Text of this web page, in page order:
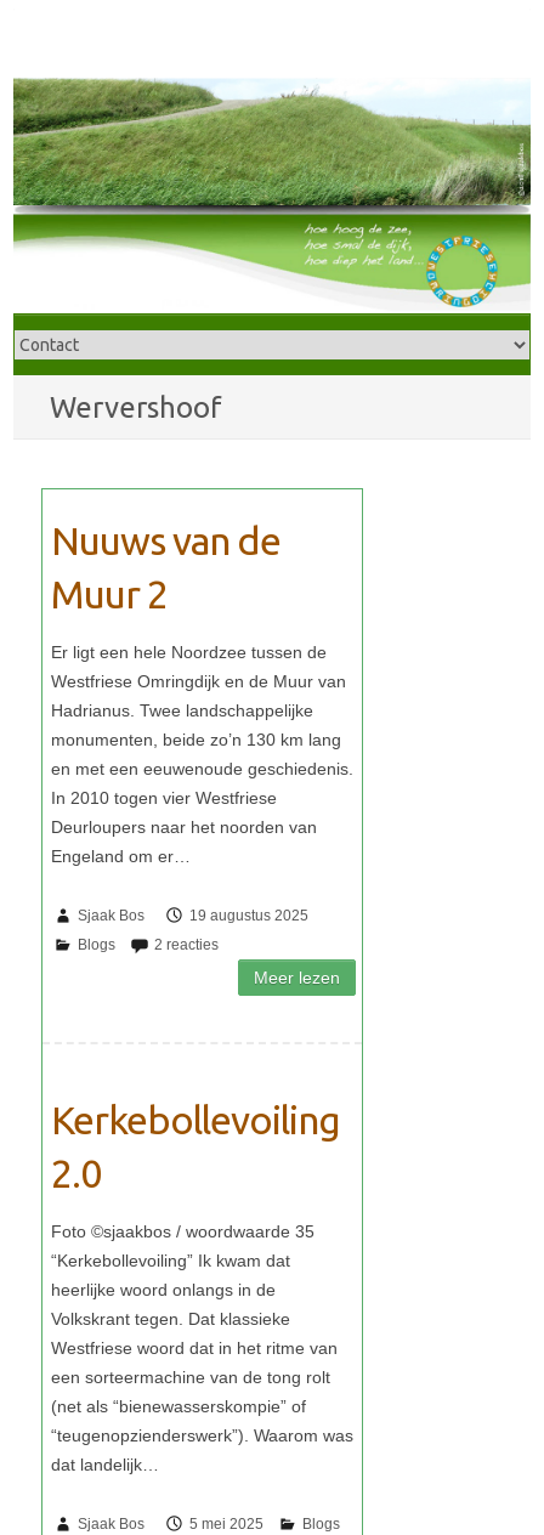
Wervershoof
Nuuws van de
Muur 2
Sjaak Bos 19 augustus 2025
Kerkebollevoiling
2.0
Sjaak Bos 5 mei 2025